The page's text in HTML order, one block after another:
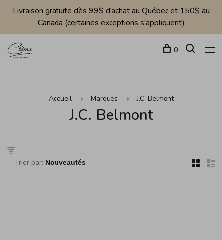
Livraison gratuite dès 99$ d'achat au Québec et 150$ au
Canada (certaines exceptions s'appliquent)
0
Accueil Marques J.C. Belmont
J.C. Belmont
Trier par: